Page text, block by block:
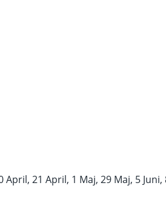
April, 21 April, 1 Maj, 29 Maj, 5 Juni,